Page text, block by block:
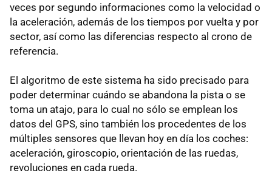
veces por segundo informaciones como la velocidad o
la aceleración, además de los tiempos por vuelta y por
sector, así como las diferencias respecto al crono de
referencia.
El algoritmo de este sistema ha sido precisado para
poder determinar cuándo se abandona la pista o se
toma un atajo, para lo cual no sólo se emplean los
datos del GPS, sino también los procedentes de los
múltiples sensores que llevan hoy en día los coches:
aceleración, giroscopio, orientación de las ruedas,
revoluciones en cada rueda.